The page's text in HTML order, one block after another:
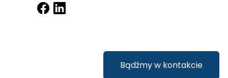
Bądźmy w kontakcie